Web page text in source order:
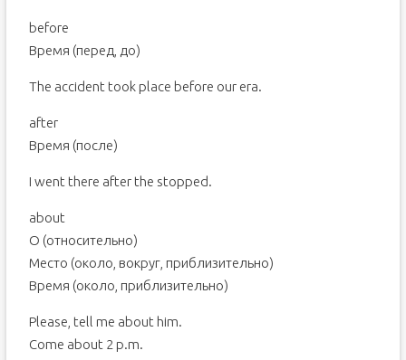
before
Время (перед, до)
The accident took place before our era.
after
Время (после)
I went there after the stopped.
about
О (относительно)
Место (около, вокруг, приблизительно)
Время (около, приблизительно)
Please, tell me about him.
Come about 2 p.m.